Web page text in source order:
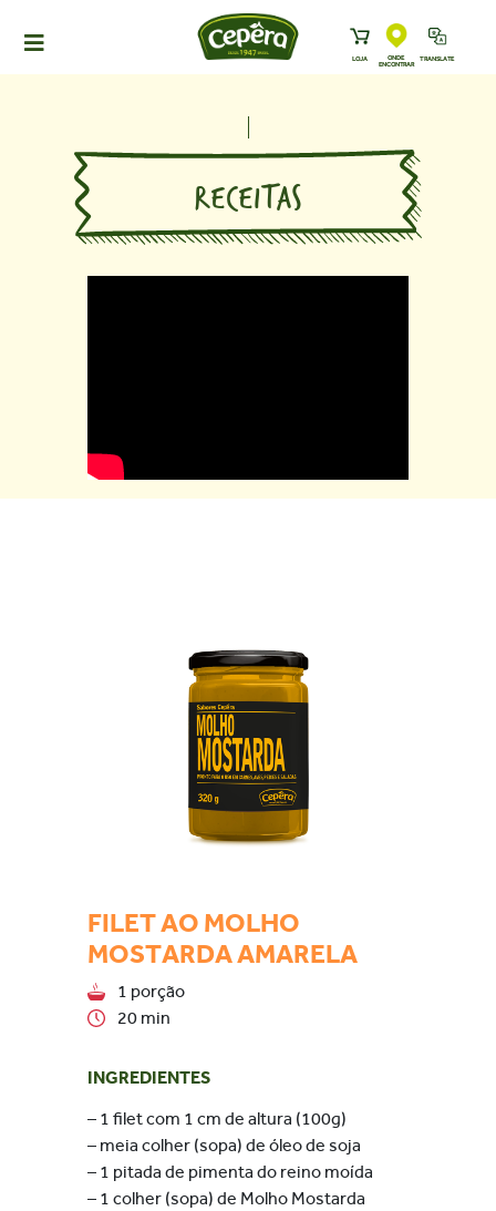
LOJA
ONDE
ENCONTRAR
TRANSLATE
RECEITAS
ONDE ENCONTRAR
TRABALHE CONOSCO
RECEITAS
FILET AO MOLHO
MOSTARDA AMARELA
1 porção
20 min
INGREDIENTES
– 1 filet com 1 cm de altura (100g)
– meia colher (sopa) de óleo de soja
– 1 pitada de pimenta do reino moída
– 1 colher (sopa) de Molho Mostarda